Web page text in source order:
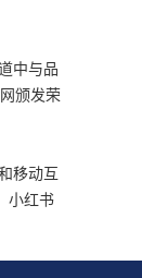
中与品
颁发荣
移动互
小红书